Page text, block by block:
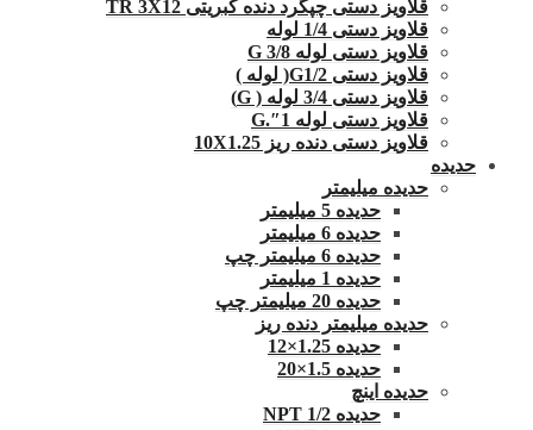
قلاویز دستی چپگرد دنده کبریتی TR 3X12
قلاویز دستی 1/4 لوله
قلاویز دستی لوله G 3/8
قلاویز دستی G1/2( لوله )
قلاویز دستی 3/4 لوله ( G)
قلاویز دستی لوله 1″.G
قلاویز دستی دنده ریز 10X1.25
حدیده
حدیده میلیمتر
حدیده 5 میلیمتر
حدیده 6 میلیمتر
حدیده 6 میلیمتر چپ
حدیده 1 میلیمتر
حدیده 20 میلیمتر چپ
حدیده میلیمتر دنده ریز
حدیده 1.25×12
حدیده 1.5×20
حدیده اینچ
حدیده 1/2 NPT